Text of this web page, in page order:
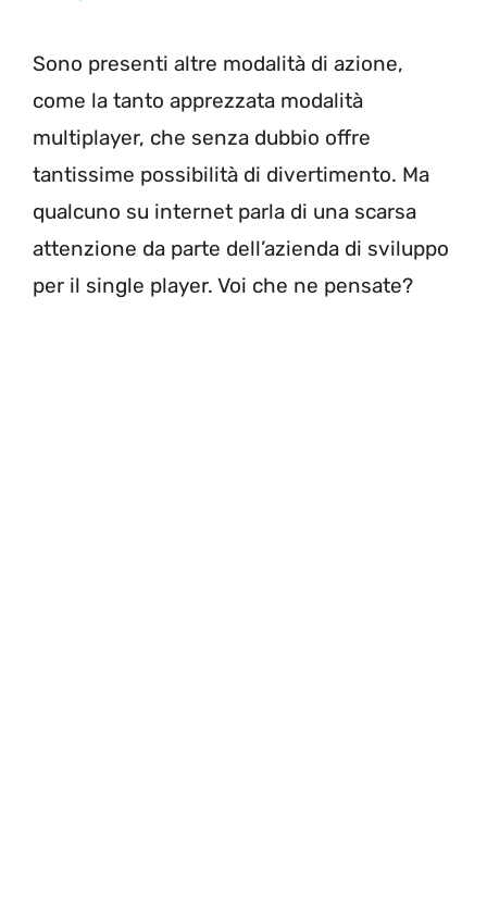
Sono presenti altre modalità di azione,
come la tanto apprezzata modalità
multiplayer, che senza dubbio offre
tantissime possibilità di divertimento. Ma
qualcuno su internet parla di una scarsa
attenzione da parte dell’azienda di sviluppo
per il single player. Voi che ne pensate?